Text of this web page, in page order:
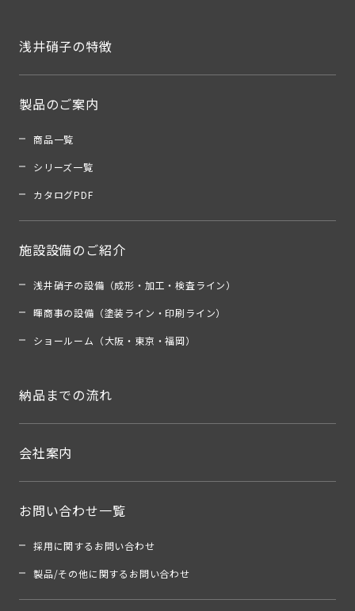
浅井硝子の特徴
製品のご案内
商品一覧
シリーズ一覧
カタログPDF
施設設備のご紹介
浅井硝子の設備（成形・加工・検査ライン）
暉商事の設備（塗装ライン・印刷ライン）
ショールーム（大阪・東京・福岡）
納品までの流れ
会社案内
お問い合わせ一覧
採用に関するお問い合わせ
製品/その他に関するお問い合わせ